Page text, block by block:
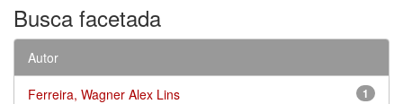
Busca facetada
Autor
1
Ferreira, Wagner Alex Lins